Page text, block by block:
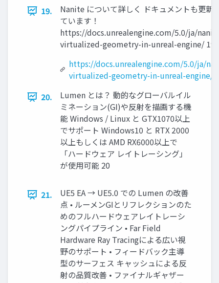
19.
Nanite について詳しく ドキュメントも更新
ています！
https://docs.unrealengine.com/5.0/ja/
virtualized-geometry-in-unreal-engine/ 19
https://docs.unrealengine.com/5.0/ja/
virtualized-geometry-in-unreal-engine/
20.
Lumen とは？ 動的なグローバルイル
ミネーション(GI)や反射を描画する機
能 Windows / Linux と GTX1070以上
でサポート Windows10 と RTX 2000
以上もしくは AMD RX6000以上で
「ハードウェア レイトレーシング」
が使用可能 20
21.
UE5 EA → UE5.0 での Lumen の改善
点 • ルーメンGIとリフレクションのた
めのフルハードウェアレイトレーシ
ングパイプライン • Far Field
Hardware Ray Tracingによる広い視
野のサポート • フィードバック主導
型のサーフェス キャッシュによる反
射の品質改善 • ファイナルギャザー